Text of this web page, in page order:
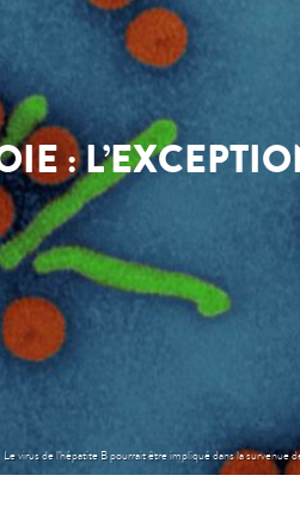
:
Le virus de l'hépatite B pourrait être impliqué dans la